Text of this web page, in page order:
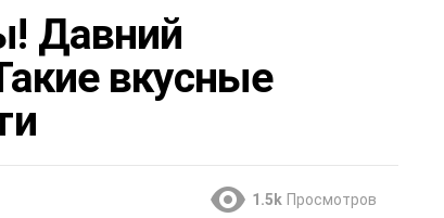
Давний
вкусные
1.5k Просмотров